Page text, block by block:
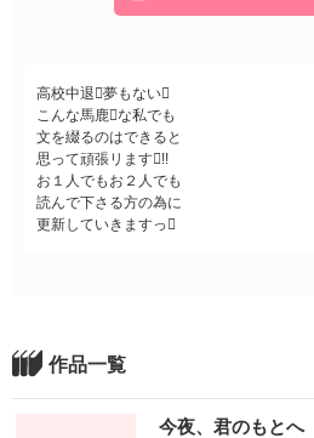
高校中退夢もない
こんな馬鹿な私でも
文を綴るのはできると
思って頑張リます!!
お１人でもお２人でも
読んで下さる方の為に
更新していきますっ
作品一覧
今夜、君のもとへ